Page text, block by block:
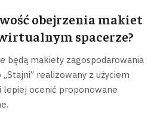
obejrzenia makiet
spacerze?
będą makiety zagospodarowania
realizowany z użyciem
lepiej ocenić proponowane